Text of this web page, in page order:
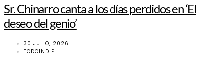
Sr. Chinarro canta a los días perdidos en ‘El
deseo del genio’
30 JULIO, 2026
TODOINDIE